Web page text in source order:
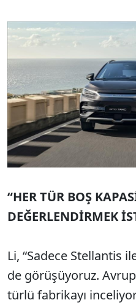
“HER TÜR BOŞ
DEĞERLENDİRMEK
Li, “Sadece Stellantis
de görüşüyoruz.
türlü fabrikayı